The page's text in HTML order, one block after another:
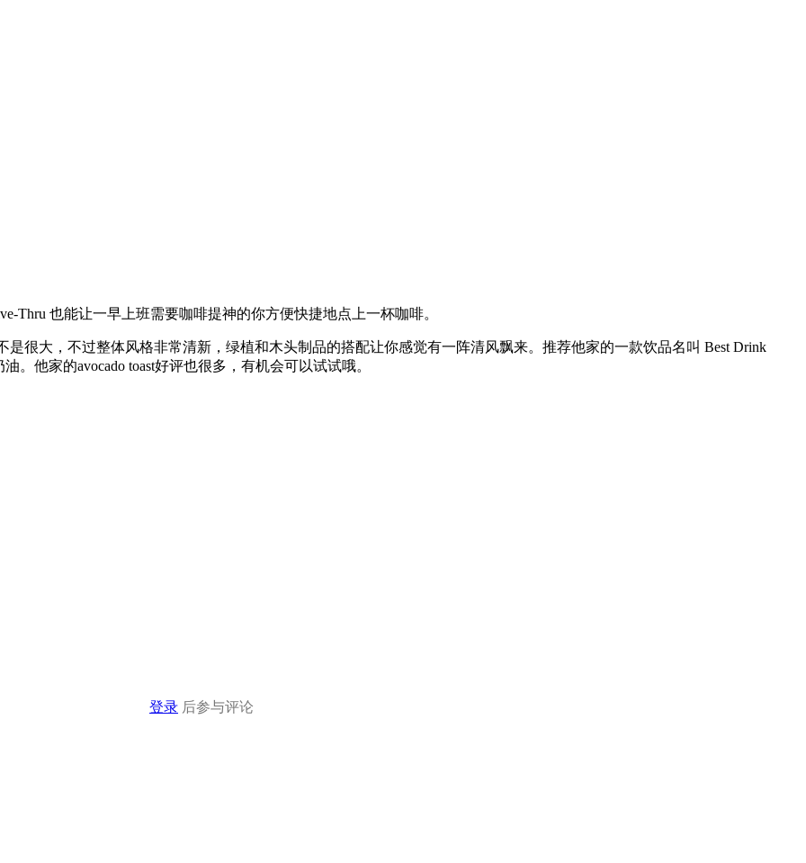
Thru 也能让一早上班需要咖啡提神的你方便快捷地点上一杯咖啡。
是很大，不过整体风格非常清新，绿植和木头制品的搭配让你感觉有一阵清风飘来。推荐他家的一款饮品名叫 Best Drink
他家的avocado toast好评也很多，有机会可以试试哦。
登录 后参与评论